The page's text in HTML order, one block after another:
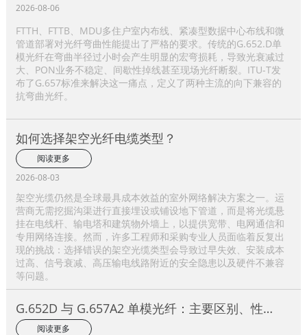
2026-08-06
FTTH、FTTB、MDU多住户室内布线、紧凑型数据中心布线和微
管道部署对光纤弯曲性能提出了严格的要求。传统的G.652.D单
模光纤在弯曲半径过小时会产生明显的宏弯损耗，导致光衰减过
大、PON业务不稳定、间歇性掉线甚至现场光纤断裂。ITU-T发
布了G.657标准来解决这一痛点，定义了两种主流的向下兼容的
抗弯曲光纤。
如何选择架空光纤电缆类型？
阅读更多
2026-08-03
架空光缆仍然是全球最具成本效益的室外网络解决方案之一。运
营商无需挖掘沟渠进行直接埋设或铺设地下管道，而是将光缆悬
挂在电线杆、输电塔和建筑物外墙上，以提供宽带、电网通信和
专用网络连接。然而，许多工程师和采购专业人员面临着反复出
现的挑战：选择错误的架空光缆类型会导致过早失效、安装成本
过高、信号衰减、高压输电线路附近的安全隐患以及硬件不兼容
等问题。
G.652D 与 G.657A2 单模光纤：主要区别、性能
比较及应用选择指南
阅读更多